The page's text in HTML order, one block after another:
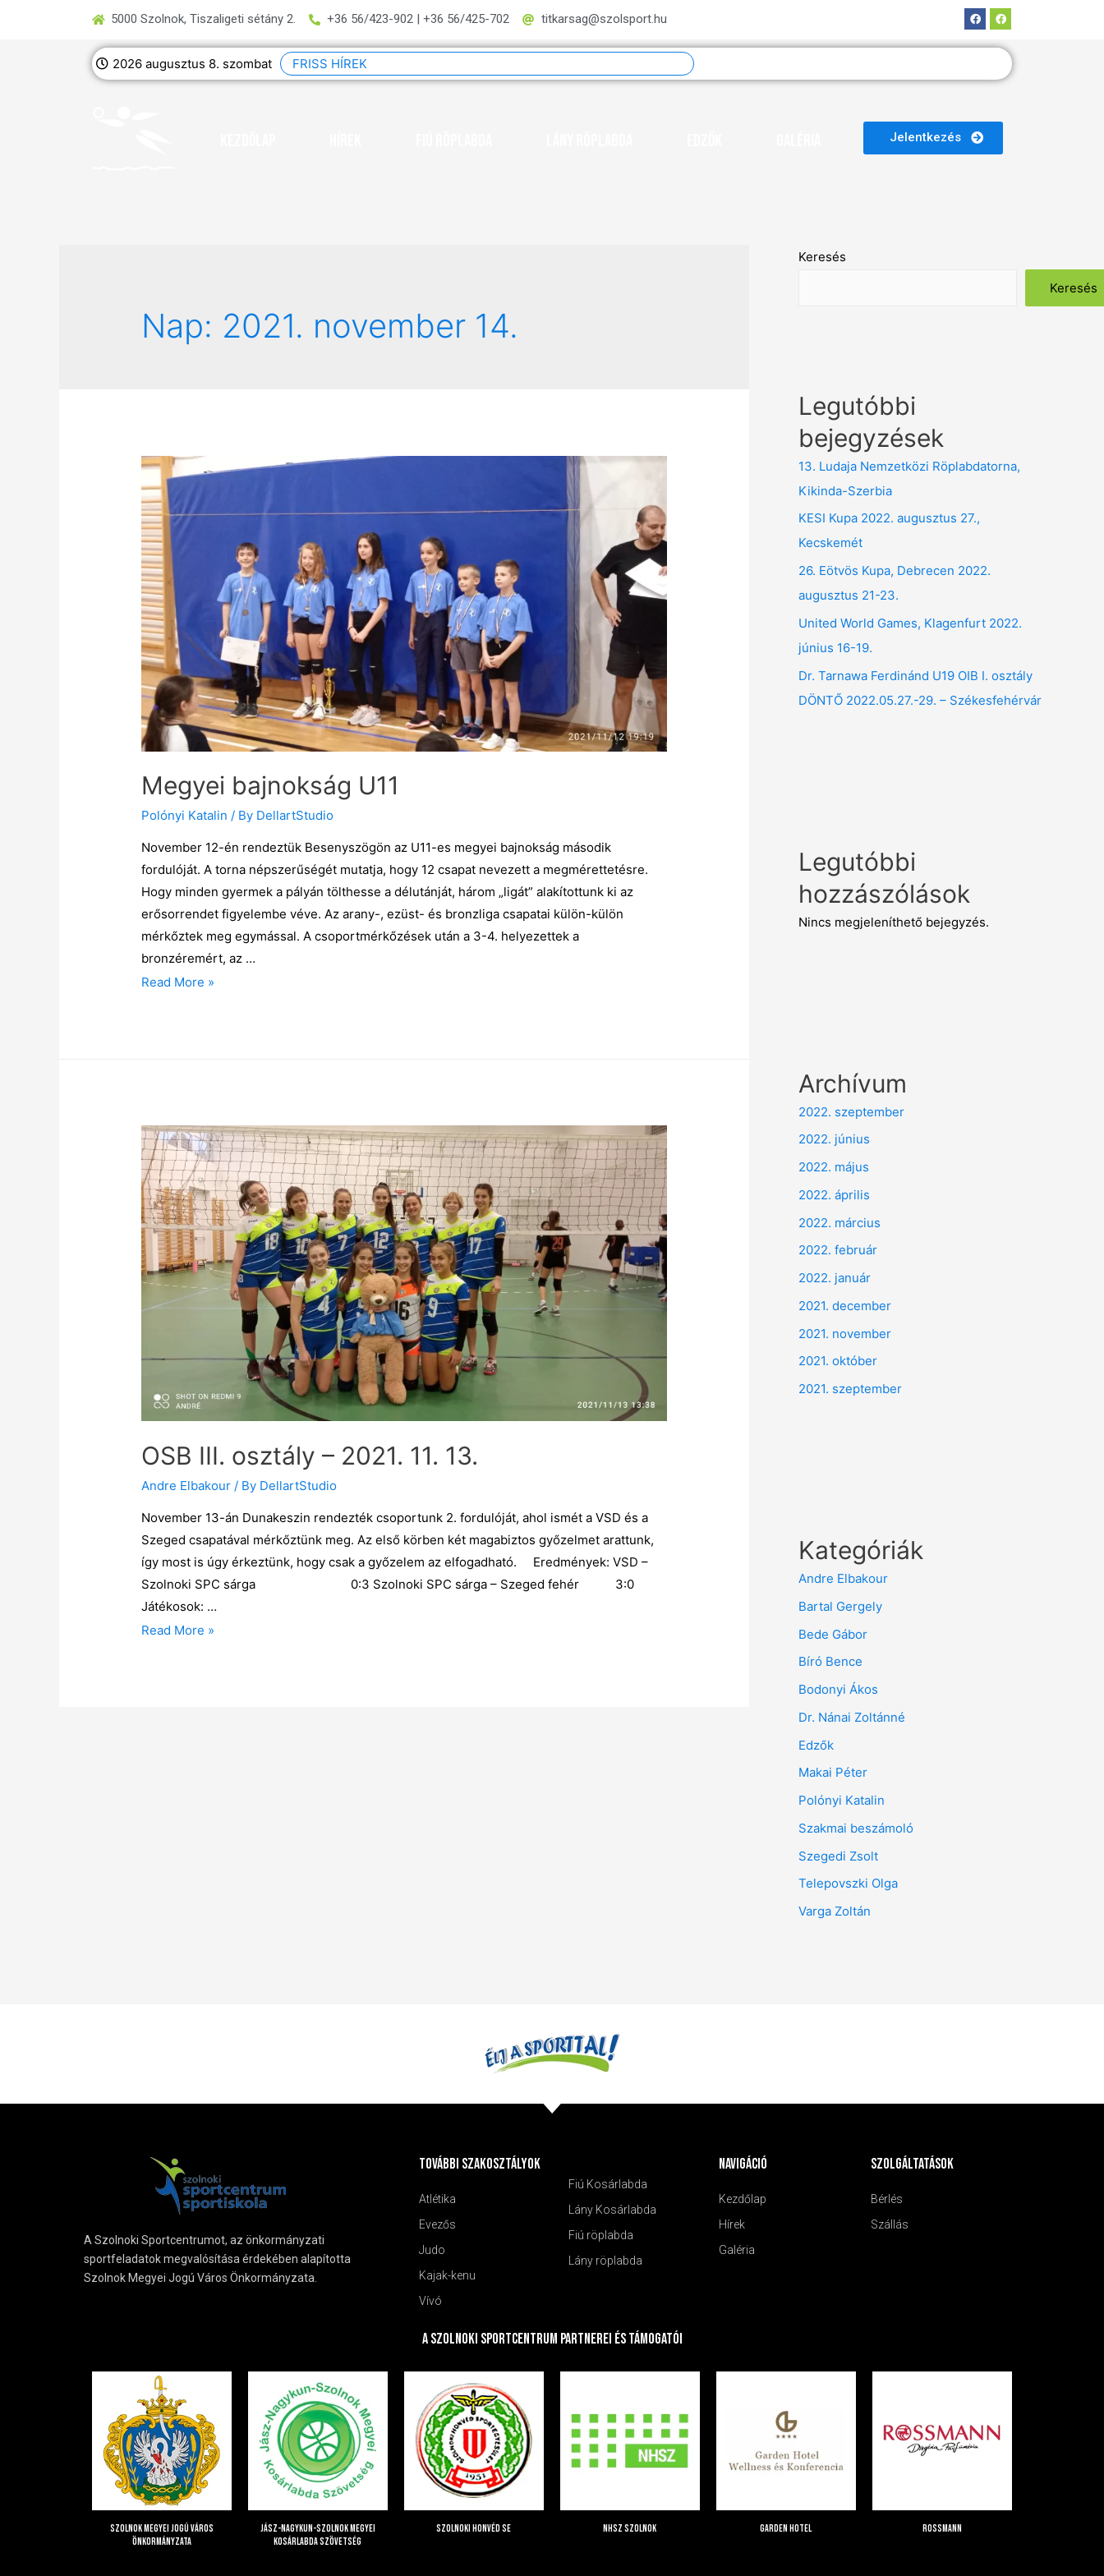
5000 Szolnok, Tiszaligeti sétány 2. +36 56/423-902 | +36 56/425-702 titkarsag@szolsport.hu
2026 augusztus 8. szombat FRISS HÍREK
Jelentkezés
Nap: 2021. november 14.
Megyei bajnokság U11
Polónyi Katalin / By DellartStudio
November 12-én rendeztük Besenyszögön az U11-es megyei bajnokság második
fordulóját. A torna népszerűségét mutatja, hogy 12 csapat nevezett a megmérettetésre.
Hogy minden gyermek a pályán tölthesse a délutánját, három „ligát” alakítottunk ki az
erősorrendet figyelembe véve. Az arany-, ezüst- és bronzliga csapatai külön-külön
mérkőztek meg egymással. A csoportmérkőzések után a 3-4. helyezettek a
bronzéremért, az …
Read More »
OSB III. osztály – 2021. 11. 13.
Andre Elbakour / By DellartStudio
November 13-án Dunakeszin rendezték csoportunk 2. fordulóját, ahol ismét a VSD és a
Szeged csapatával mérkőztünk meg. Az első körben két magabiztos győzelmet arattunk,
így most is úgy érkeztünk, hogy csak a győzelem az elfogadható. Eredmények: VSD –
Szolnoki SPC sárga 0:3 Szolnoki SPC sárga – Szeged fehér 3:0
Játékosok: …
Read More »
Keresés
Keresés
Legutóbbi
bejegyzések
13. Ludaja Nemzetközi Röplabdatorna,
Kikinda-Szerbia
KESI Kupa 2022. augusztus 27.,
Kecskemét
26. Eötvös Kupa, Debrecen 2022.
augusztus 21-23.
United World Games, Klagenfurt 2022.
június 16-19.
Dr. Tarnawa Ferdinánd U19 OIB I. osztály
DÖNTŐ 2022.05.27.-29. – Székesfehérvár
Legutóbbi
hozzászólások
Nincs megjeleníthető bejegyzés.
Archívum
2022. szeptember
2022. június
2022. május
2022. április
2022. március
2022. február
2022. január
2021. december
2021. november
2021. október
2021. szeptember
Kategóriák
Andre Elbakour
Bartal Gergely
Bede Gábor
Bíró Bence
Bodonyi Ákos
Dr. Nánai Zoltánné
Edzők
Makai Péter
Polónyi Katalin
Szakmai beszámoló
Szegedi Zsolt
Telepovszki Olga
Varga Zoltán
A Szolnoki Sportcentrumot, az önkormányzati
sportfeladatok megvalósítása érdekében alapította
Szolnok Megyei Jogú Város Önkormányzata.
További szakosztályok
Atlétika
Evezős
Judo
Kajak-kenu
Vívó
Fiú Kosárlabda
Lány Kosárlabda
Fiú röplabda
Lány röplabda
navigáció
Kezdőlap
Hírek
Galéria
Szolgáltatások
Bérlés
Szállás
A Szolnoki Sportcentrum Partnerei és Támogatói
Szolnok Megyei Jogú Város
Önkormányzata
Jász-Nagykun-Szolnok Megyei
Kosárlabda Szövetség
Szolnoki Honvéd SE NHSZ Szolnok Garden Hotel Rossmann